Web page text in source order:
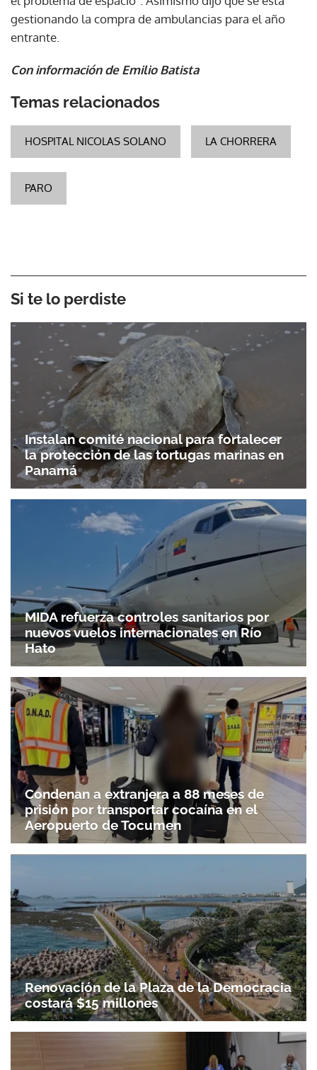
gestionando la compra de ambulancias para el año
entrante.
Con información de Emilio Batista
Temas relacionados
HOSPITAL NICOLAS SOLANO LA CHORRERA
PARO
Si te lo perdiste
Instalan comité nacional para fortalecer
la protección de las tortugas marinas en
Panamá
MIDA refuerza controles sanitarios por
nuevos vuelos internacionales en Río
Hato
Condenan a extranjera a 88 meses de
prisión por transportar cocaína en el
Aeropuerto de Tocumen
Renovación de la Plaza de la Democracia
costará $15 millones